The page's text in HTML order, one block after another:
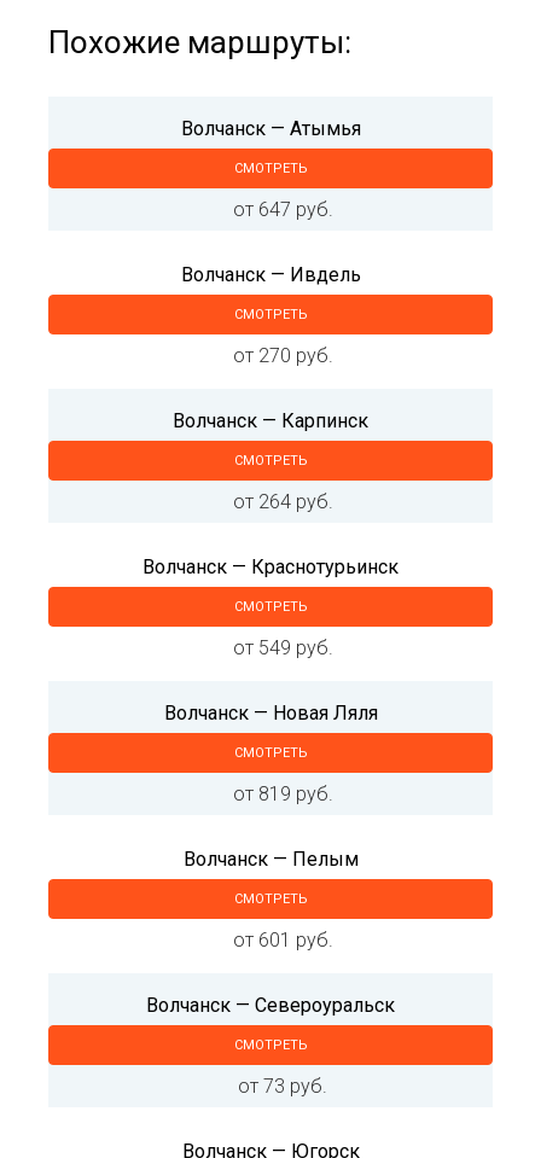
Похожие маршруты:
Волчанск — Атымья
СМОТРЕТЬ
от 647 руб.
Волчанск — Ивдель
СМОТРЕТЬ
от 270 руб.
Волчанск — Карпинск
СМОТРЕТЬ
от 264 руб.
Волчанск — Краснотурьинск
СМОТРЕТЬ
от 549 руб.
Волчанск — Новая Ляля
СМОТРЕТЬ
от 819 руб.
Волчанск — Пелым
СМОТРЕТЬ
от 601 руб.
Волчанск — Североуральск
СМОТРЕТЬ
от 73 руб.
Волчанск — Югорск